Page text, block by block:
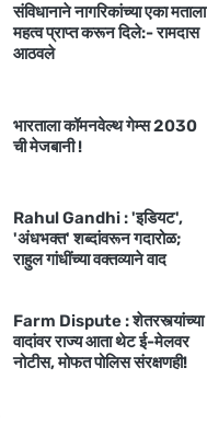
संविधानाने नागरिकांच्या एका मताला
महत्व प्राप्त करून दिले:- रामदास
आठवले
भारताला कॉमनवेल्थ गेम्स 2030
ची मेजबानी !
Rahul Gandhi : 'इडियट',
'अंधभक्त' शब्दांवरून गदारोळ;
राहुल गांधींच्या वक्तव्याने वाद
Farm Dispute : शेतरस्त्यांच्या
वादांवर राज्य आता थेट ई-मेलवर
नोटीस, मोफत पोलिस संरक्षणही!